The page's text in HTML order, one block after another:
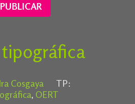
PUBLICAR
Cosgaya
TP:
, OERT